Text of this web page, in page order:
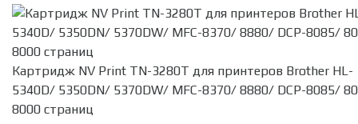
Картридж NV Print TN-3280T для принтеров Brother HL-
5340D/ 5350DN/ 5370DW/ MFC-8370/ 8880/ DCP-8085/
8000 страниц